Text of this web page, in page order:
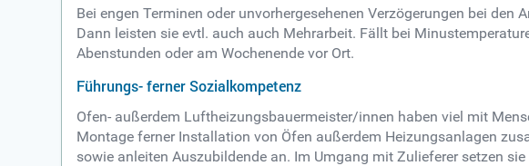
Bei engen Terminen oder unvorhergesehenen Verzögerungen bei
Dann leisten sie evtl. auch auch Mehrarbeit. Fällt bei
Abenstunden oder am Wochenende vor Ort.
Führungs- ferner Sozialkompetenz
Ofen- außerdem Luftheizungsbauermeister/innen haben viel mit
Montage ferner Installation von Öfen außerdem Heizungsanlagen
sowie anleiten Auszubildende an. Im Umgang mit Zulieferer setzen